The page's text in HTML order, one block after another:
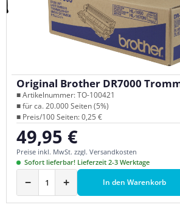
Original Brother DR7000
■ Artikelnummer: TO-100421
■ für ca. 20.000 Seiten (5%)
■ Preis/100 Seiten: 0,25 €
Regulärer Preis:
49,95 €
Preise inkl. MwSt. zzgl. Versandkosten
Sofort lieferbar! Lieferzeit 2-3 Werktage
− + In den Warenkorb